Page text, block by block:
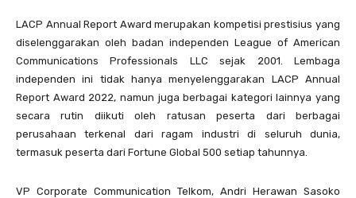
LACP Annual Report Award merupakan kompetisi prestisius yang
diselenggarakan oleh badan independen League of American
Communications Professionals LLC sejak 2001. Lembaga
independen ini tidak hanya menyelenggarakan LACP Annual
Report Award 2022, namun juga berbagai kategori lainnya yang
secara rutin diikuti oleh ratusan peserta dari berbagai
perusahaan terkenal dari ragam industri di seluruh dunia,
termasuk peserta dari Fortune Global 500 setiap tahunnya.
VP Corporate Communication Telkom, Andri Herawan Sasoko